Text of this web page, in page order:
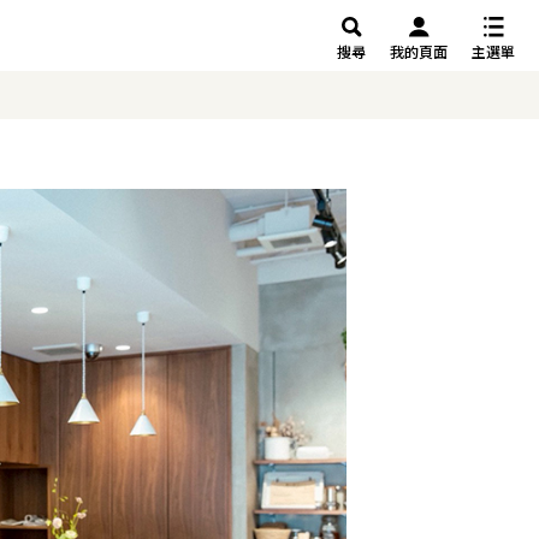
搜尋 我的頁面 主選單